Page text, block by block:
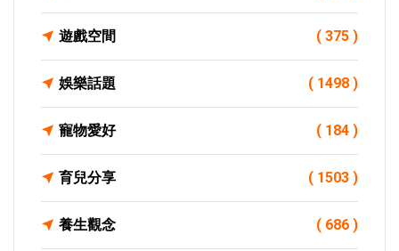
遊戲空間 ( 375 )
娛樂話題 ( 1498 )
寵物愛好 ( 184 )
育兒分享 ( 1503 )
養生觀念 ( 686 )